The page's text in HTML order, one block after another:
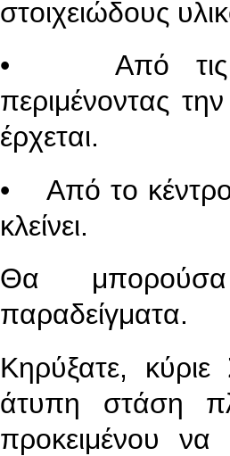
στοιχειώδους
• Από τις
περιμένοντας
έρχεται.
• Από το
κλείνει.
Θα
παραδείγματα.
Κηρύξατε, κύριε
άτυπη στάση
προκειμένου να